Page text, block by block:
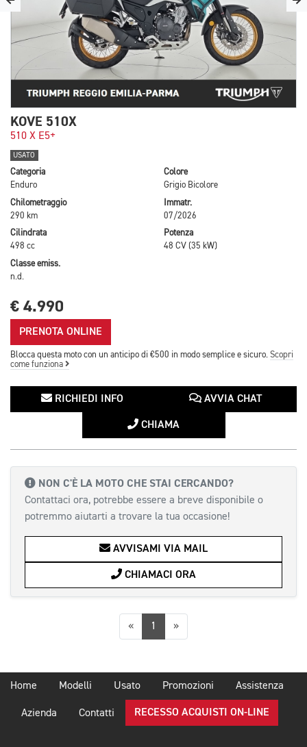
KOVE 510X
510 X E5+
USATO
Categoria
Enduro
Colore
Grigio Bicolore
Chilometraggio
290 km
Immatr.
07/2026
Cilindrata
498 cc
Potenza
48 CV (35 kW)
Classe emiss.
n.d.
€ 4.990
PRENOTA ONLINE
Blocca questa moto con un anticipo di €500 in modo semplice e sicuro. Scopri
come funziona
RICHIEDI INFO AVVIA CHAT
CHIAMA
NON C'È LA MOTO CHE STAI CERCANDO?
Contattaci ora, potrebbe essere a breve disponibile o
potremmo aiutarti a trovare la tua occasione!
AVVISAMI VIA MAIL
CHIAMACI ORA
«Precedente
1 »Successiva
Home Modelli Usato Promozioni Assistenza
Azienda Contatti RECESSO ACQUISTI ON-LINE